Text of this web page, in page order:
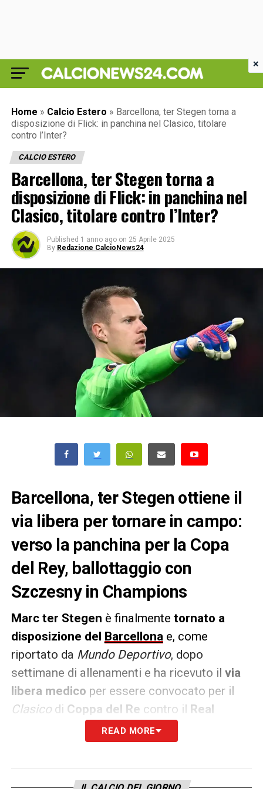
Home » Calcio Estero » Barcellona, ter Stegen torna a
disposizione di Flick: in panchina nel Clasico, titolare
contro l’Inter?
CALCIO ESTERO
Barcellona, ter Stegen torna a
disposizione di Flick: in panchina nel
Clasico, titolare contro l’Inter?
Published 1 anno ago on 25 Aprile 2025
By Redazione CalcioNews24
Barcellona, ter Stegen ottiene il
via libera per tornare in campo:
verso la panchina per la Copa
del Rey, ballottaggio con
Szczesny in Champions
Marc ter Stegen è finalmente tornato a
disposizione del Barcellonae, come
riportato da Mundo Deportivo, dopo
settimane di allenamenti e ha ricevuto il via
libera medico per essere convocato per il
Clasicodi Coppa del Re contro il Real
. Il portiere tedesco non gioca dalla
fine di settembre, quando si infortunò al
contro il Villarreal. Sebbene sia stato incluso
READ MORE
×